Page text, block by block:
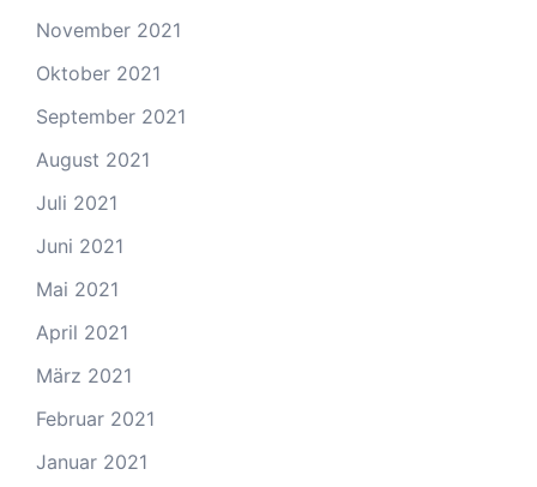
November 2021
Oktober 2021
September 2021
August 2021
Juli 2021
Juni 2021
Mai 2021
April 2021
März 2021
Februar 2021
Januar 2021